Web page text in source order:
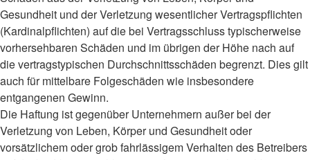
Gesundheit und der Verletzung wesentlicher Vertragspflichten
(Kardinalpflichten) auf die bei Vertragsschluss typischerweise
vorhersehbaren Schäden und im übrigen der Höhe nach auf
die vertragstypischen Durchschnittsschäden begrenzt. Dies gilt
auch für mittelbare Folgeschäden wie insbesondere
entgangenen Gewinn.
Die Haftung ist gegenüber Unternehmern außer bei der
Verletzung von Leben, Körper und Gesundheit oder
vorsätzlichem oder grob fahrlässigem Verhalten des Betreibers